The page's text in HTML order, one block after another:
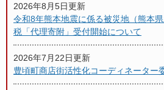
2026年8月5日更新
令和8年熊本地震に係る被災地（熊本
税「代理寄附」受付開始について
2026年7月22日更新
豊頃町商店街活性化コーディネーター